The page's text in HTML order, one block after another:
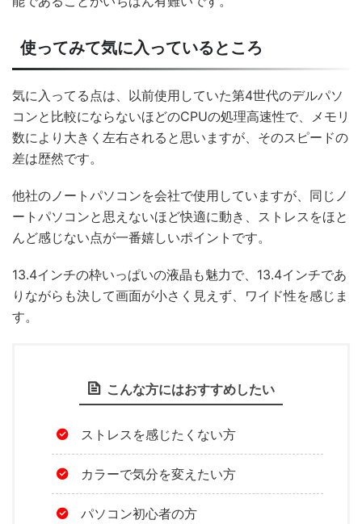
使ってみて気に入っているところ
気に入ってる点は、以前使用していた第4世代のデルパソ
コンと比較にならないほどのCPUの処理高速性で、メモリ
数により大きく左右されると思いますが、そのスピードの
差は歴然です。
他社のノートパソコンを会社で使用していますが、同じノ
ートパソコンと思えないほど快適に動き、ストレスをほと
んど感じない点が一番嬉しいポイントです。
13.4インチの枠いっぱいの液晶も魅力で、13.4インチであ
りながらも決して画面が小さく見えず、ワイド性を感じま
す。
こんな方にはおすすめしたい
ストレスを感じたくない方
カラーで気分を変えたい方
パソコン初心者の方